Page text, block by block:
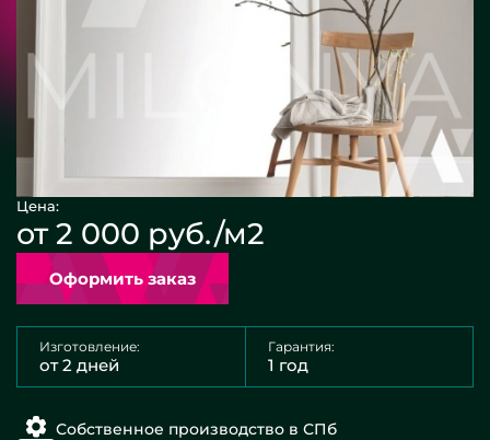
Цена:
от 2 000 руб./м2
Оформить заказ
Изготовление:
от 2 дней
Гарантия:
1 год
Собственное производство в СПб